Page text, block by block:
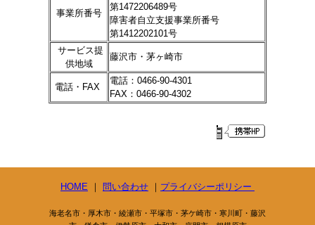
事業所番号
第1472206489号
障害者自立支援事業所番号
第1412202101号
サービス提
供地域
藤沢市・茅ヶ崎市
電話・ FAX
電話：0466-90-4301
FAX：0466-90-4302
HOME ｜ 問い合わせ ｜ プライバシーポリシー
海老名市・厚木市・綾瀬市・平塚市・茅ケ崎市・寒川町・藤沢